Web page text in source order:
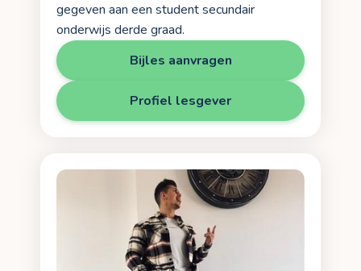
gegeven aan een student secundair
onderwijs derde graad.
Bijles aanvragen
Profiel lesgever